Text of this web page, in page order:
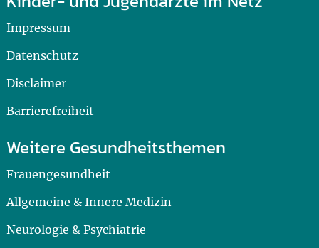
Impressum
Datenschutz
Disclaimer
Barrierefreiheit
Weitere Gesundheitsthemen
Frauengesundheit
Allgemeine & Innere Medizin
Neurologie & Psychiatrie